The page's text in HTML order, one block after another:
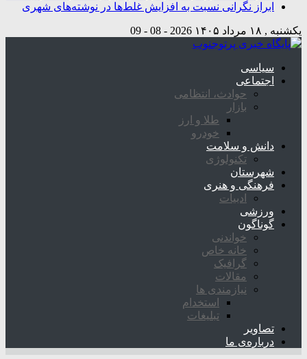
ابراز نگرانی نسبت به افزایش غلط‌ها در نوشته‌های شهری
یکشنبه , ۱۸ مرداد ۱۴۰۵ 2026 - 08 - 09
سیاسی
اجتماعی
حوادث، انتظامی
بازار
طلا و ارز
خودرو
دانش و سلامت
تکنولوژی
شهرستان
فرهنگی و هنری
ادبیات
ورزشی
گوناگون
خواندنی
خانه خاص
گرافیک
مقالات
نیازمندی ها
استخدام
تبلیغات
تصاویر
درباره‌ی ما